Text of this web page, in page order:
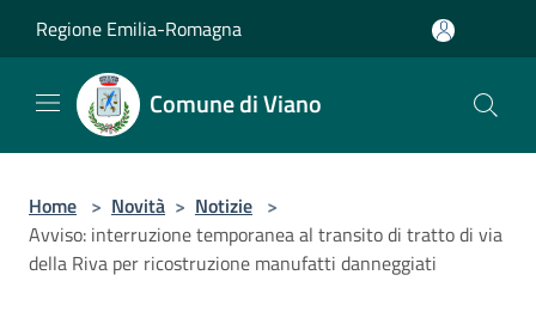
Regione Emilia-Romagna
Comune di Viano
Home > Novità > Notizie >
Avviso: interruzione temporanea al transito di tratto di via
della Riva per ricostruzione manufatti danneggiati